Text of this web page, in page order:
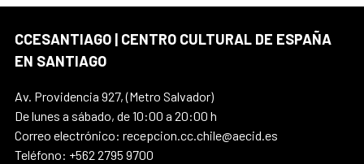
CCESANTIAGO | CENTRO CULTURAL DE ESPAÑA
EN SANTIAGO
Av. Providencia 927, (Metro Salvador)
De lunes a sábado, de 10:00 a 20:00 h
Correo electrónico: recepcion.cc.chile@aecid.es
Teléfono: +562 2795 9700